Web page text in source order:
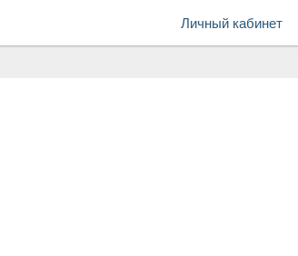
Личный кабинет